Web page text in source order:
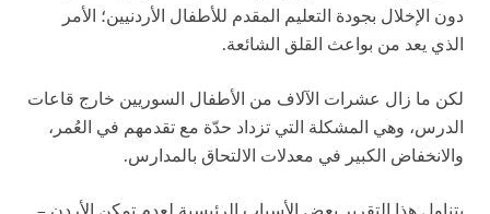
دون الإخلال بجودة التعليم المقدم للأطفال الأردنيين؛ الأمر
الذي يعد من بواعث القلق الشائعة.
لكن ما زال عشرات الآلاف من الأطفال السوريين خارج قاعات
الدرس، وهي المشكلة التي تزداد حدّة مع تقدمهم في العُمر،
والانخفاض الكبير في معدلات الالتحاق بالمدارس.